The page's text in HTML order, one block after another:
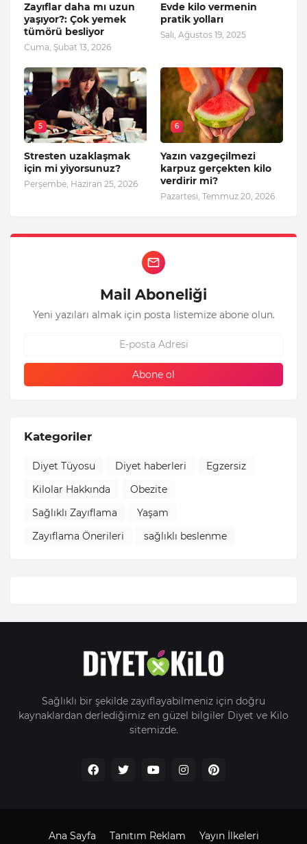
Zayıflar daha mı uzun
yaşıyor?: Çok yemek
tümörü besliyor
Cuma, Şubat 13, 2026
Evde kilo vermenin
pratik yolları
Salı, Ağustos 19, 2025
5
Stresten uzaklaşmak
için mi yiyorsunuz?
Perşembe, Haziran 25, 2026
6
Yazın vazgeçilmezi
karpuz gerçekten kilo
verdirir mi?
Pazartesi, Temmuz 20, 2026
Mail Aboneliği
Yeni yazıları almak için posta listemize abone olun.
Kategoriler
Diyet Tüyosu Diyet haberleri
Egzersiz
Kilolar Hakkında
Obezite
Sağlıklı Zayıflama
Yaşam
Zayıflama Önerileri
sağlıklı beslenme
Sağlıklı bir şekilde zayıflayabilmeniz için doğru
kaynaklardan derlediğimiz en güzel bilgiler Diyet ve Kilo
sitemizde.
Ana Sayfa Tanıtım Reklam Yayın İlkeleri